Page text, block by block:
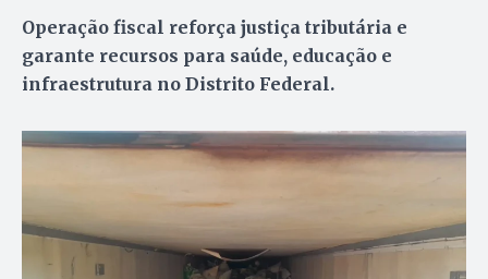
Operação fiscal reforça justiça tributária e
garante recursos para saúde, educação e
infraestrutura no Distrito Federal.